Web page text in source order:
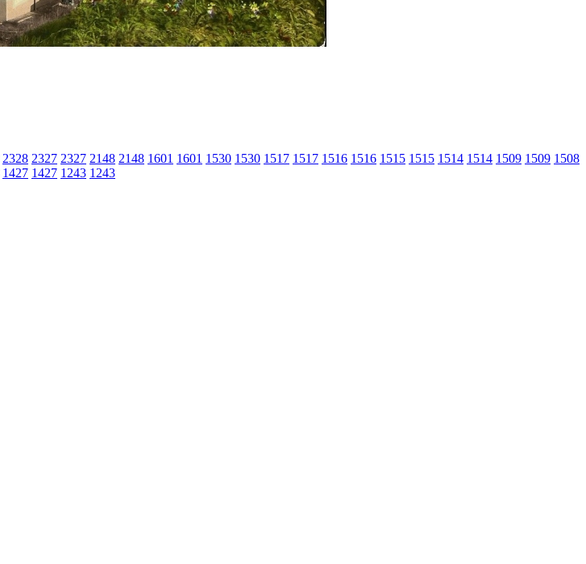
2328 2327 2327 2148 2148 1601 1601 1530 1530 1517 1517 1516 1516 1515 1515 1514 1514 1509 1509 1508
1427 1427 1243 1243